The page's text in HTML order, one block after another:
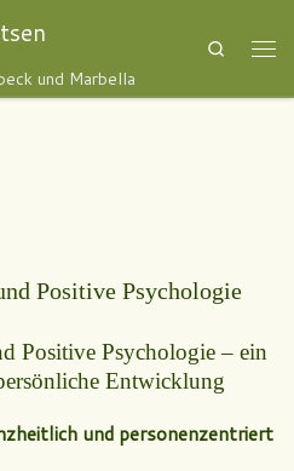
und Marbella
Search
Positive Psychologie
Positive Psychologie – ein
Entwicklung
und personenzentriert